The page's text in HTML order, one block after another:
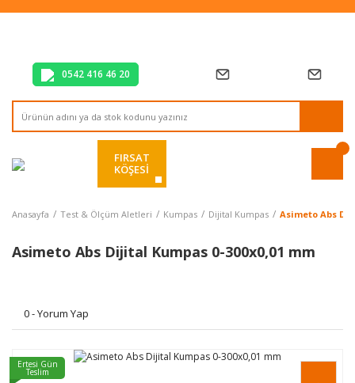
Tüm Alışverişlerde Vade Farksız 2 Taksit!
0542 416 46 20
FIRSAT
KÖŞESİ
Anasayfa Test & Ölçüm Aletleri Kumpas Dijital Kumpas Asimeto Abs
Asimeto Abs Dijital Kumpas 0-300x0,01 mm
0 - Yorum Yap
Ertesi Gün
Teslim